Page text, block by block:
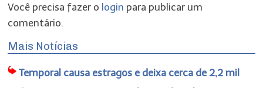
Você precisa fazer o login para publicar um
comentário.
Mais Notícias
Temporal causa estragos e deixa cerca de 2,2 mil